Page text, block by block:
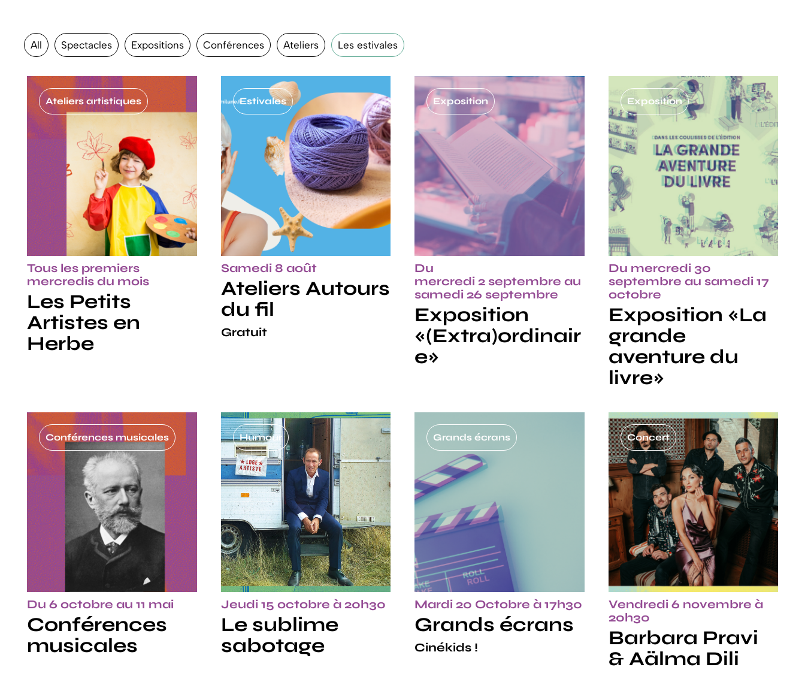
All Spectacles Expositions Conférences Ateliers Les estivales
Ateliers artistiques
Tous les premiers
mercredis du mois
Les Petits
Artistes en
Herbe
Estivales
Samedi 8 août
Ateliers Autours
du fil
Gratuit
Exposition
Du
mercredi 2 septembre au
samedi 26 septembre
Exposition
«(Extra)ordinair
e»
Exposition
Du mercredi 30
septembre au samedi 17
octobre
Exposition «La
grande
aventure du
livre»
Conférences musicales
Du 6 octobre au 11 mai
Conférences
musicales
Humour
Jeudi 15 octobre à 20h30
Le sublime
sabotage
Grands écrans
Mardi 20 Octobre à 17h30
Grands écrans
Cinékids !
Concert
Vendredi 6 novembre à
20h30
Barbara Pravi
& Aälma Dili